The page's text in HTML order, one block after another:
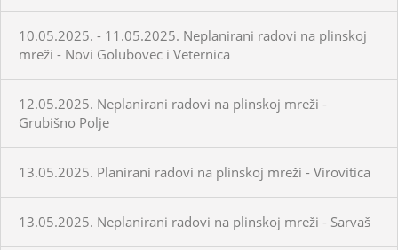
10.05.2025. - 11.05.2025. Neplanirani radovi na plinskoj
mreži - Novi Golubovec i Veternica
12.05.2025. Neplanirani radovi na plinskoj mreži -
Grubišno Polje
13.05.2025. Planirani radovi na plinskoj mreži - Virovitica
13.05.2025. Neplanirani radovi na plinskoj mreži - Sarvaš